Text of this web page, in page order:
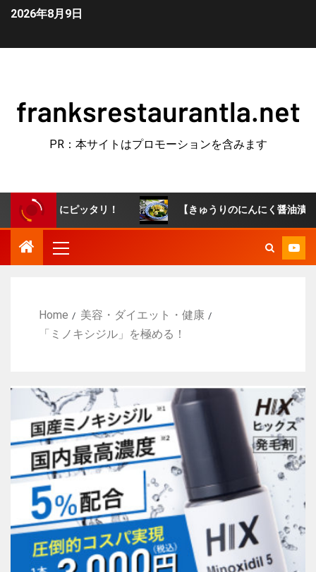
2026年8月9日
franksrestaurantla.net
PR：本サイトはプロモーションを含みます
にピッタリ！ 【きゅうりのにんにく醤油漬け】やみつ
Home
美容・ダイエット・健康
「ミノキシジル」を極める！